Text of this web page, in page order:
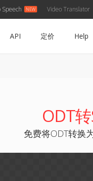
Video Translator
API 定价 Help
ODT
免费将ODT转换